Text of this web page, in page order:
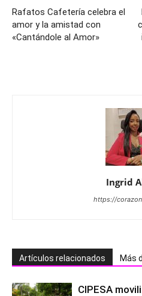
Rafatos Cafetería celebra el
amor y la amistad con
«Cantándole al Amor»
Ingrid
https://
Artículos relacionados Más
CIPESA